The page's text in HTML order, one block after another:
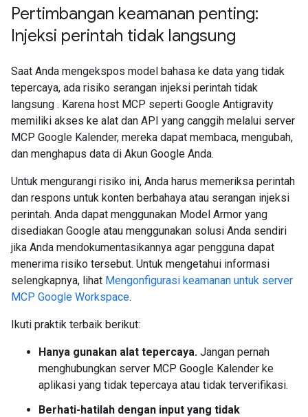
Pertimbangan keamanan penting:
Injeksi perintah tidak langsung
Saat Anda mengekspos model bahasa ke data yang tidak
tepercaya, ada risiko serangan injeksi perintah tidak
langsung . Karena host MCP seperti Google Antigravity
memiliki akses ke alat dan API yang canggih melalui server
MCP Google Kalender, mereka dapat membaca, mengubah,
dan menghapus data di Akun Google Anda.
Untuk mengurangi risiko ini, Anda harus memeriksa perintah
dan respons untuk konten berbahaya atau serangan injeksi
perintah. Anda dapat menggunakan Model Armor yang
disediakan Google atau menggunakan solusi Anda sendiri
jika Anda mendokumentasikannya agar pengguna dapat
menerima risiko tersebut. Untuk mengetahui informasi
selengkapnya, lihat Mengonfigurasi keamanan untuk server
MCP Google Workspace.
Ikuti praktik terbaik berikut:
Hanya gunakan alat tepercaya. Jangan pernah
menghubungkan server MCP Google Kalender ke
aplikasi yang tidak tepercaya atau tidak terverifikasi.
Berhati-hatilah dengan input yang tidak